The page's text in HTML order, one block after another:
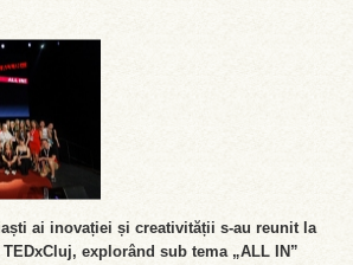
ai inovației și creativității s-au reunit la
TEDxCluj, explorând sub tema „ALL IN”